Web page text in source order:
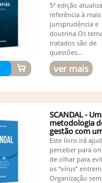
5ª edição
referência à
jurisprudência e
doutrina.Os
tratados são de
questões...
ver mais
SCANDAL -
metodologia
gestão com
Este livro irá
perceber para
de olhar para
os “vírus”
Organização